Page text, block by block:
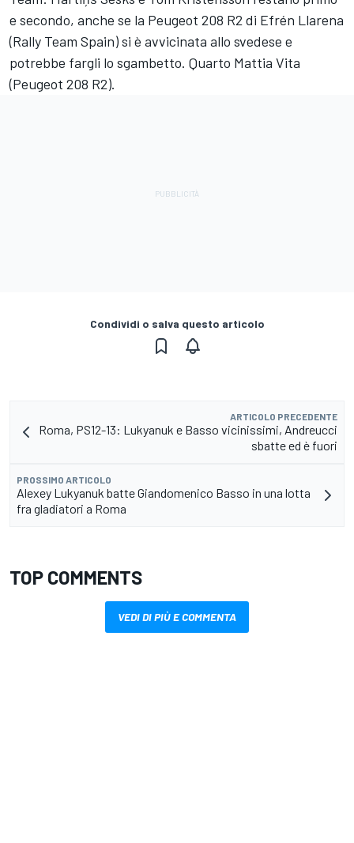
e secondo, anche se la Peugeot 208 R2 di Efrén Llarena
(Rally Team Spain) si è avvicinata allo svedese e
potrebbe fargli lo sgambetto. Quarto Mattia Vita
(Peugeot 208 R2).
Condividi o salva questo articolo
ARTICOLO PRECEDENTE
Roma, PS12-13: Lukyanuk e Basso vicinissimi, Andreucci
sbatte ed è fuori
PROSSIMO ARTICOLO
Alexey Lukyanuk batte Giandomenico Basso in una lotta
fra gladiatori a Roma
TOP COMMENTS
VEDI DI PIÙ E COMMENTA